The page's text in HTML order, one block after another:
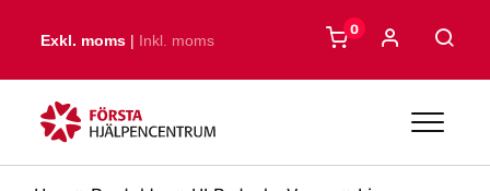
Exkl. moms | Inkl. moms
0